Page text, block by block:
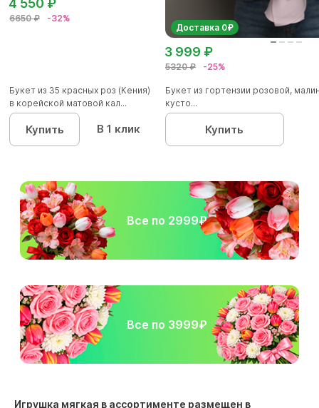
6650 ₽ -32%
4 550 ₽
Букет из 35 красных роз (Кения)
в корейской матовой кал...
Купить В 1 клик
Доставка 0₽
5320 ₽ -25%
3 999 ₽
Букет из гортензии розовой,
кусто...
Купить
Все по 2999₽
Все по 3999₽
Игрушка мягкая в ассортименте размещен в